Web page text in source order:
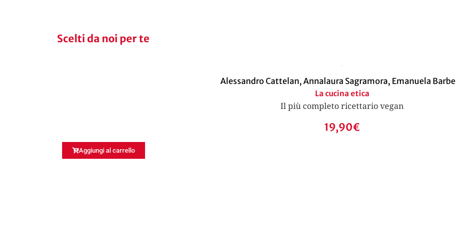
Scelti da noi per te
Alessandro Cattelan, Annalaura Sagramora, Emanuela
La cucina etica
Il più completo ricettario vegan
19,90€
Aggiungi al carrello